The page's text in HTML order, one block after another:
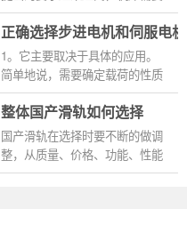
更好的导轨产品来配合生产。所
以小编认为导轨的应用越来越明
显，导轨数控机床必不可少...
正确选择步进电机和伺服电机
1。它主要取决于具体的应用。
简单地说，需要确定载荷的性质
（如水平或垂直载荷）、扭矩、
惯性、速度、精度、加速度和减
速的要求。滚珠丝杠被快速方...
整体国产滑轨如何选择
国产滑轨在选择时要不断的做调
整，从质量、价格、功能、性能
等方面，都要做好调整调节，面